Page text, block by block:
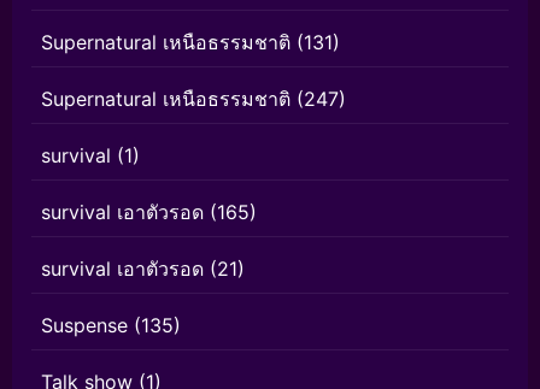
Supernatural เหนือธรรมชาติ (131)
Supernatural เหนือธรรมชาติ (247)
survival (1)
survival เอาตัวรอด (165)
survival เอาตัวรอด (21)
Suspense (135)
Talk show (1)